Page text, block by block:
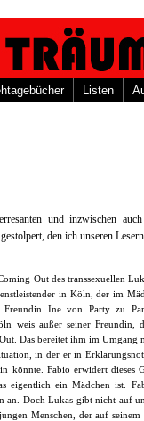
Listen
und inzwischen
gestolpert, den ich unseren
Out des transsexuellen
in Köln, der im
Ine von Party zu
weis außer seiner Freundin,
Das bereitet ihm im Umgang
in der er in
könnte. Fabio erwidert dieses
eigentlich ein Mädchen ist.
an. Doch Lukas gibt nicht auf
Menschen, der auf